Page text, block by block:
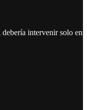
intervenir solo en